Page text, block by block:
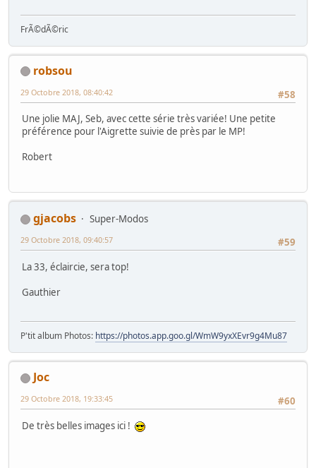
FrÃ©dÃ©ric
robsou
#58
29 Octobre 2018, 08:40:42
Une jolie MAJ, Seb, avec cette série très variée! Une petite
préférence pour l'Aigrette suivie de près par le MP!
Robert
gjacobs
Super-Modos
#59
29 Octobre 2018, 09:40:57
La 33, éclaircie, sera top!
Gauthier
P'tit album Photos: https://photos.app.goo.gl/WmW9yxXEvr9g4Mu87
Joc
#60
29 Octobre 2018, 19:33:45
De très belles images ici !